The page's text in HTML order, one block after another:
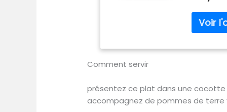
d'une
Elle
cuisson.
pureté,
Comment servir
présentez ce plat dans une
accompagnez de pommes de terre